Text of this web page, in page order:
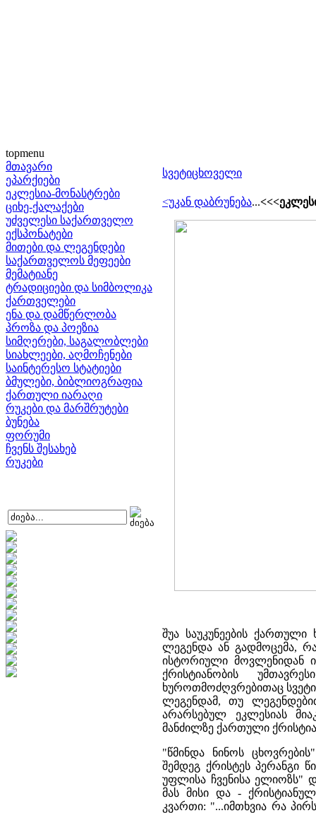
topmenu
მთავარი
ეპარქიები
ეკლესია-მონასტრები
ციხე-ქალაქები
უძველესი საქართველო
ექსპონატები
მითები და ლეგენდები
საქართველოს მეფეები
მემატიანე
ტრადიციები და სიმბოლიკა
ქართველები
ენა და დამწერლობა
პროზა და პოეზია
სიმღერები, საგალობლები
სიახლეები, აღმოჩენები
საინტერესო სტატიები
ბმულები, ბიბლიოგრაფია
ქართული იარაღი
რუკები და მარშრუტები
ბუნება
ფორუმი
ჩვენს შესახებ
რუკები
სვეტიცხოველი
<უკან დაბრუნება...
შუა საუკუნეების
ლეგენდა ან გადმოცემა,
ისტორიული მოვლენიდან
ქრისტიანობის
ხუროთმოძღვრებითაც
ლეგენდამ, თუ
არარსებულ ეკლესიას
მანძილზე ქართული
"წმინდა ნინოს
შემდეგ ქრისტეს
უფლისა ჩვენისა ელიოზს"
მას მისი და -
კვართი: "...იმთხვია რა